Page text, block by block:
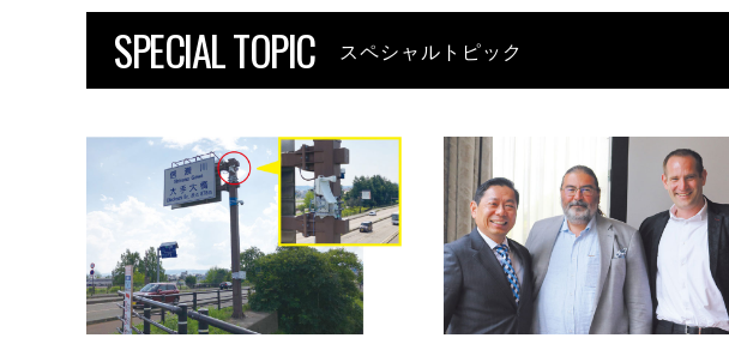
SPECIAL TOPIC スペシャルトピック